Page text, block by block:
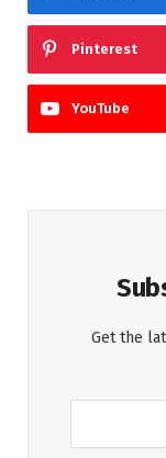
Pinterest
YouTube
Get the